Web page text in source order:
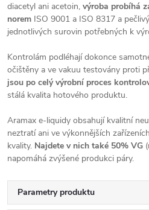
diacetyl ani acetoin, výroba probíhá
norem ISO 9001 a ISO 8317 a
jednotlivých surovin potřebných k
Kontrolám podléhají dokonce
očištěny a ve vakuu testovány proti
jsou po celý výrobní proces
stálá kvalita hotového produktu.
Aramax e-liquidy obsahují kvalitní
neztratí ani ve výkonnějších
kvality. Najdete v nich také 50% VG
napomáhá zvýšené produkci páry.
Parametry produktu